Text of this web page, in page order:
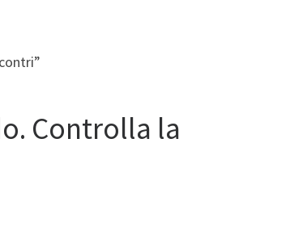
Controlla la